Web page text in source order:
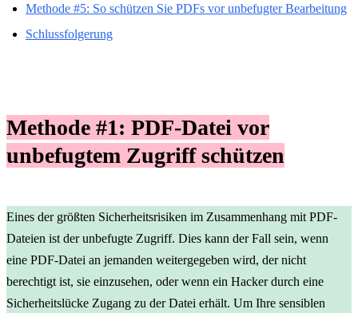
Methode #5: So schützen Sie PDFs vor unbefugter Bearbeitung
Schlussfolgerung
Methode #1: PDF-Datei vor
unbefugtem Zugriff schützen
Eines der größten Sicherheitsrisiken im Zusammenhang mit PDF-
Dateien ist der unbefugte Zugriff. Dies kann der Fall sein, wenn
eine PDF-Datei an jemanden weitergegeben wird, der nicht
berechtigt ist, sie einzusehen, oder wenn ein Hacker durch eine
Sicherheitslücke Zugang zu der Datei erhält. Um Ihre sensiblen